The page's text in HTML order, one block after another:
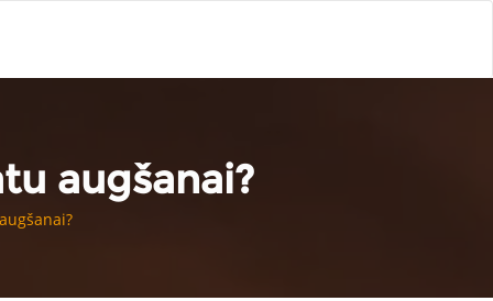
augšanai?